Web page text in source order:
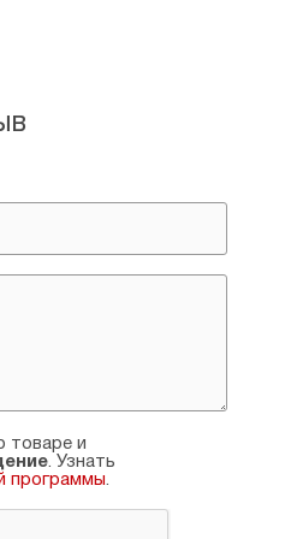
товаре и
. Узнать
программы.